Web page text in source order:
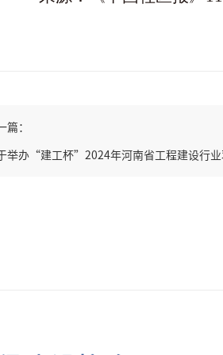
篇：
举办“建工杯”2024年河南省工程建设行业